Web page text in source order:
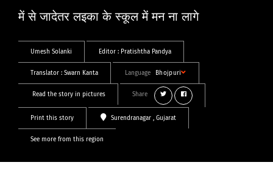
में से जादेतर लइका के स्कूल में मन ना लागे
Umesh Solanki Editor : Pratishtha Pandya
Translator : Swarn Kanta Language Bhojpuri
Read the story in pictures Share
Print this story Surendranagar , Gujarat
See more from this region